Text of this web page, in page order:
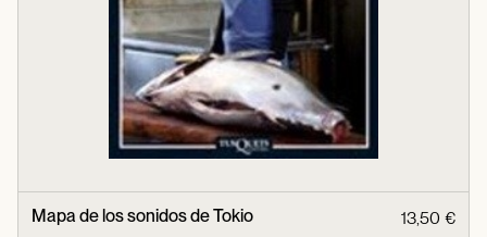
Mapa de los sonidos de Tokio 13,50 €